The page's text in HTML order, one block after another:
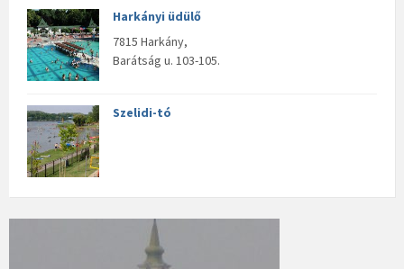
Harkányi üdülő
7815 Harkány,
Barátság u. 103-105.
Szelidi-tó